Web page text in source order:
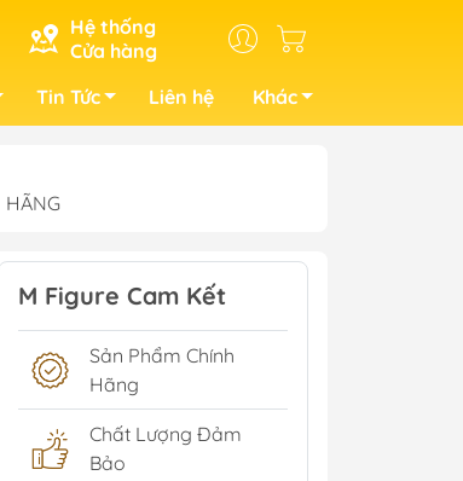
Hệ thống
Cửa hàng
Tin Tức Liên hệ Khác
HÃNG
M Figure Cam Kết
Sản Phẩm Chính
Hãng
Chất Lượng Đảm
Bảo